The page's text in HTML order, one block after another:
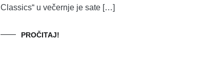
Classics“ u večernje je sate […]
PROČITAJ!